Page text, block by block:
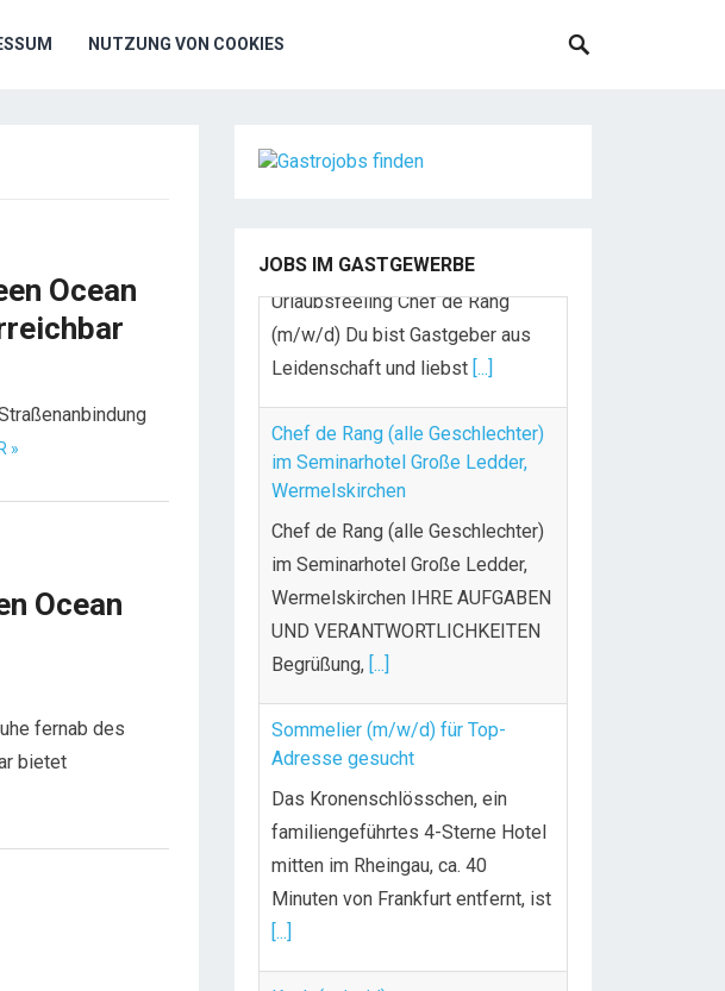
NUTZUNG VON COOKIES
Ocean
»
Ocean
fernab des
bietet
JOBS IM GASTGEWERBE
Chef de Rang (alle Geschlechter)
im Seminarhotel Große Ledder,
Wermelskirchen
Chef de Rang (alle Geschlechter)
im Seminarhotel Große Ledder,
Wermelskirchen IHRE AUFGABEN
UND VERANTWORTLICHKEITEN
Begrüßung, [...]
Sommelier (m/w/d) für Top-
familiengeführtes 4-Sterne Hotel
mitten im Rheingau, ca. 40
Minuten von Frankfurt entfernt, ist
[...]
Koch (m/w/d)
Warum [BEE]Partment?! Weil wir